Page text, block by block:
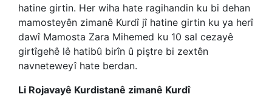
hatine girtin. Her wiha hate ragihandin ku bi dehan
mamosteyên zimanê Kurdî jî hatine girtin ku ya herî
dawî Mamosta Zara Mihemed ku 10 sal cezayê
girtîgehê lê hatibû birîn û piştre bi zextên
navneteweyî hate berdan.
Li Rojavayê Kurdistanê zimanê Kurdî